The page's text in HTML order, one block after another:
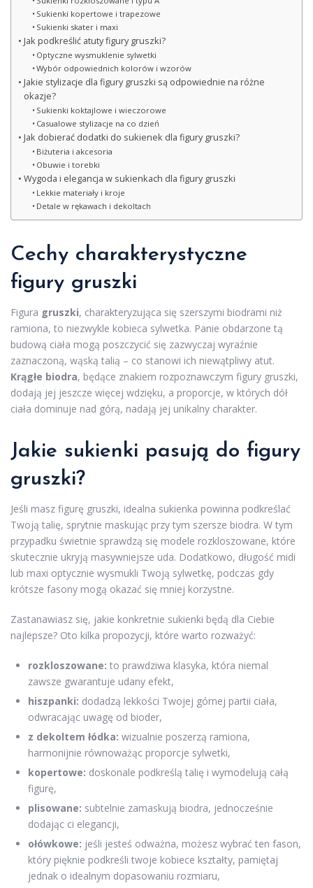
Sukienki kopertowe i trapezowe
Sukienki skater i maxi
Jak podkreślić atuty figury gruszki?
Optyczne wysmuklenie sylwetki
Wybór odpowiednich kolorów i wzorów
Jakie stylizacje dla figury gruszki są odpowiednie na różne
okazje?
Sukienki koktajlowe i wieczorowe
Casualowe stylizacje na co dzień
Jak dobierać dodatki do sukienek dla figury gruszki?
Biżuteria i akcesoria
Obuwie i torebki
Wygoda i elegancja w sukienkach dla figury gruszki
Lekkie materiały i kroje
Detale w rękawach i dekoltach
Cechy charakterystyczne
figury gruszki
Figura gruszki, charakteryzująca się szerszymi biodrami niż
ramiona, to niezwykle kobieca sylwetka. Panie obdarzone tą
budową ciała mogą poszczycić się zazwyczaj wyraźnie
zaznaczoną, wąską talią – co stanowi ich niewątpliwy atut.
Krągłe biodra, będące znakiem rozpoznawczym figury gruszki,
dodają jej jeszcze więcej wdzięku, a proporcje, w których dół
ciała dominuje nad górą, nadają jej unikalny charakter.
Jakie sukienki pasują do figury
gruszki?
Jeśli masz figurę gruszki, idealna sukienka powinna podkreślać
Twoją talię, sprytnie maskując przy tym szersze biodra. W tym
przypadku świetnie sprawdzą się modele rozkloszowane, które
skutecznie ukryją masywniejsze uda. Dodatkowo, długość midi
lub maxi optycznie wysmukli Twoją sylwetkę, podczas gdy
krótsze fasony mogą okazać się mniej korzystne.
Zastanawiasz się, jakie konkretnie sukienki będą dla Ciebie
najlepsze? Oto kilka propozycji, które warto rozważyć:
rozkloszowane: to prawdziwa klasyka, która niemal
zawsze gwarantuje udany efekt,
hiszpanki: dodadzą lekkości Twojej górnej partii ciała,
odwracając uwagę od bioder,
z dekoltem łódka: wizualnie poszerzą ramiona,
harmonijnie równoważąc proporcje sylwetki,
kopertowe: doskonale podkreślą talię i wymodelują całą
figurę,
plisowane: subtelnie zamaskują biodra, jednocześnie
dodając ci elegancji,
ołówkowe: jeśli jesteś odważna, możesz wybrać ten fason,
który pięknie podkreśli twoje kobiece kształty, pamiętaj
jednak o idealnym dopasowaniu rozmiaru,